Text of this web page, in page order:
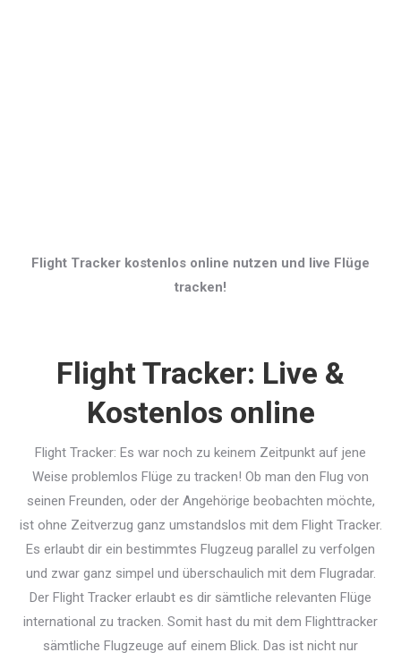
Flight Tracker kostenlos online nutzen und live Flüge
tracken!
Flight Tracker: Live &
Kostenlos online
Flight Tracker: Es war noch zu keinem Zeitpunkt auf jene
Weise problemlos Flüge zu tracken! Ob man den Flug von
seinen Freunden, oder der Angehörige beobachten möchte,
ist ohne Zeitverzug ganz umstandslos mit dem Flight Tracker.
Es erlaubt dir ein bestimmtes Flugzeug parallel zu verfolgen
und zwar ganz simpel und überschaulich mit dem Flugradar.
Der Flight Tracker erlaubt es dir sämtliche relevanten Flüge
international zu tracken. Somit hast du mit dem Flighttracker
sämtliche Flugzeuge auf einem Blick. Das ist nicht nur